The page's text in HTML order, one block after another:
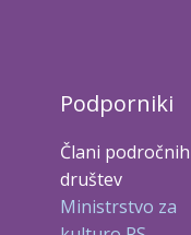
Podporniki
Člani področnih
društev
Ministrstvo za